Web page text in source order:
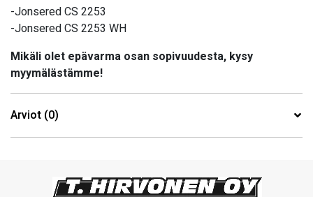
-Jonsered CS 2253
-Jonsered CS 2253 WH
Mikäli olet epävarma osan sopivuudesta, kysy
myymälästämme!
Arviot (0)